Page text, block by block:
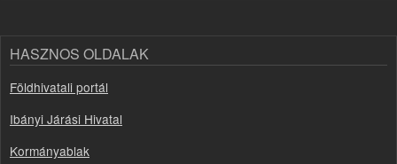
HASZNOS OLDALAK
Földhivatali portál
Ibányi Járási Hivatal
Kormányablak